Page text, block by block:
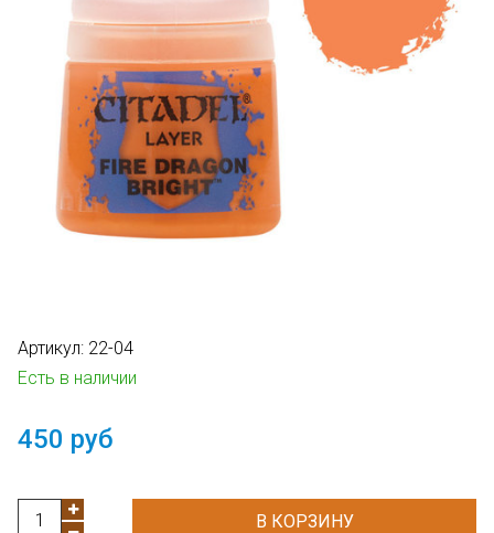
Артикул: 22-04
Есть в наличии
450 руб
В КОРЗИНУ